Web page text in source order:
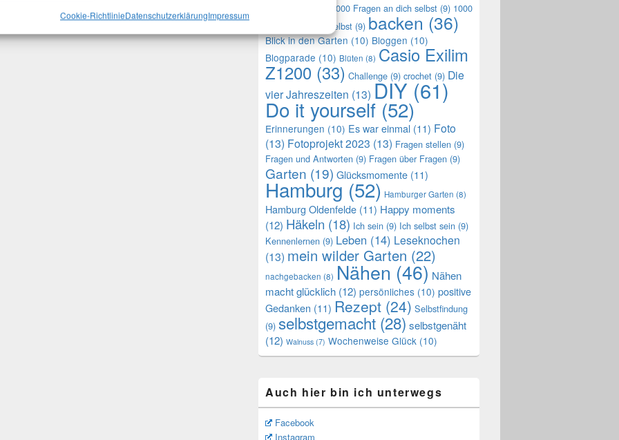
Cookie-RichtlinieDatenschutzerklärungImpressum
1000 Fragen an dich selbst (9) 1000
Fragen an mich selbst (9) backen (36)
Blick in den Garten (10) Bloggen (10)
Blogparade (10) Blüten (8) Casio Exilim
Z1200 (33) Challenge (9) crochet (9) Die
vier Jahreszeiten (13) DIY(61)
Do it yourself (52)
Erinnerungen (10) Es war einmal (11) Foto
(13) Fotoprojekt 2023 (13) Fragen stellen (9)
Fragen und Antworten (9) Fragen über Fragen (9)
Garten (19) Glücksmomente (11)
Hamburg (52) Hamburger Garten (8)
Hamburg Oldenfelde (11) Happy moments
(12) Häkeln (18) Ich sein (9) Ich selbst sein (9)
Kennenlernen (9) Leben (14) Leseknochen
(13) mein wilder Garten (22)
nachgebacken (8) Nähen (46) Nähen
macht glücklich (12) persönliches (10) positive
Gedanken (11) Rezept (24) Selbstfindung
(9) selbstgemacht (28) selbstgenäht
(12) Walnuss (7) Wochenweise Glück (10)
Auch hier bin ich unterwegs
Facebook
Instagram